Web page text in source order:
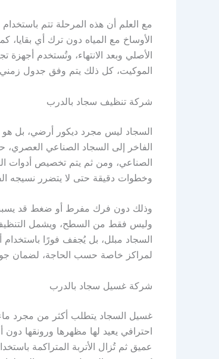
مع العلم أن هذه المرحلة تتم
الأوساخ مع المياه دون ترك أي
الأصلي وبعد الانتهاء، وتُستخدم
الموكيت، كل ذلك يتم وفق جدول زمني
شركة تنظيف سجاد بالدرب
السجاد ليس مجرد ديكور أرضي، بل هو
الفاخر إلى السجاد الصناعي العصري،
الصناعي، ومن ثم يتم تخصيص أدوات
وخطوات دقيقة حتى لا يتضرر نسيجه
وذلك دون فرك مفرط أو ضغط قد يسبب
وليس فقط من السطح، ويشمل التنظيف
السجاد مبلل، بل يُجفف فورًا
لمراكز خاصة حسب الحاجة، لضمان
شركة غسيل سجاد بالدرب
غسيل السجاد يتطلب أكثر من مجرد ماء
احترافي يعيد لها مظهرها ورونقها
عميق ثم تُزال الأتربة المتراكمة